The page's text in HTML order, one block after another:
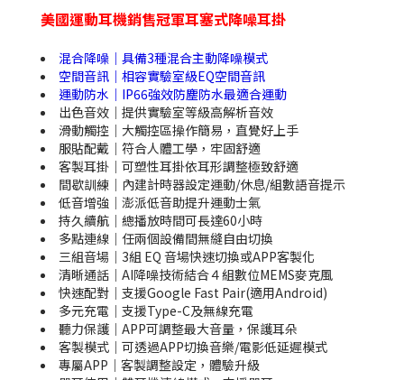
美國運動耳機銷售冠軍耳塞式降噪耳掛
混合降噪｜具備3種混合主動降噪模式
空間音訊｜相容實驗室級EQ空間音訊
運動防水｜IP66強效防塵防水最適合運動
出色音效｜提供實驗室等級高解析音效
滑動觸控｜大觸控區操作簡易，直覺好上手
服貼配戴｜符合人體工學，牢固舒適
客製耳掛｜可塑性耳掛依耳形調整極致舒適
間歇訓練｜內建計時器設定運動/休息/組數語音提示
低音增強｜澎派低音助提升運動士氣
持久續航｜總播放時間可長達60小時
多點連線｜任兩個設備間無縫自由切換
三組音場｜3組 EQ 音場快速切換或APP客製化
清晰通話｜AI降噪技術結合４組數位MEMS麥克風
快速配對｜支援Google Fast Pair(適用Android)
多元充電｜支援Type-C及無線充電
聽力保護｜APP可調整最大音量，保護耳朵
客製模式｜可透過APP切換音樂/電影低延遲模式
專屬APP｜客製調整設定，體驗升級